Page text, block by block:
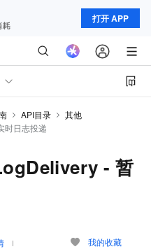
打开 APP
API目录
其他
时日志投递
- 暂
我的收藏